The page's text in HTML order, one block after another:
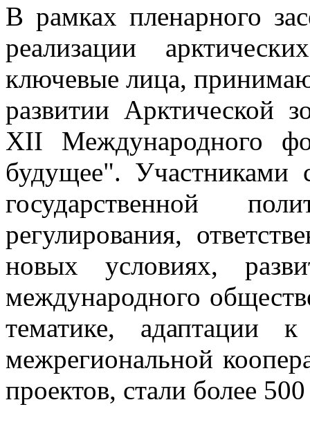
В рамках пленарного
реализации
ключевые лица,
развитии Арктической
XII Международного
будущее". Участниками
государственной
регулирования,
новых условиях,
международного
тематике, адаптации
межрегиональной
проектов, стали более